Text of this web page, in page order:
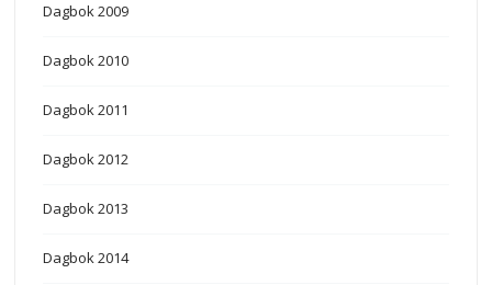
Dagbok 2009
Dagbok 2010
Dagbok 2011
Dagbok 2012
Dagbok 2013
Dagbok 2014